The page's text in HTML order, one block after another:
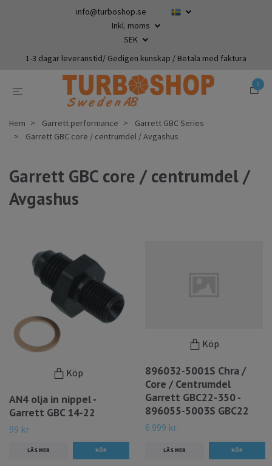
info@turboshop.se
Inkl. moms
SEK
1-3 dagar leveranstid/ Gedigen kunskap / Betala med faktura
0
Hem Garrett performance
Garrett GBC Series
Garrett GBC core / centrumdel / Avgashus
Garrett GBC core / centrumdel /
Avgashus
Köp
AN4 olja in nippel -
Garrett GBC 14-22
99 kr
LÄS MER
Köp
896032-5001S Chra /
Core / Centrumdel
Garrett GBC22-350 -
896055-5003S GBC22
6 999 kr
LÄS MER